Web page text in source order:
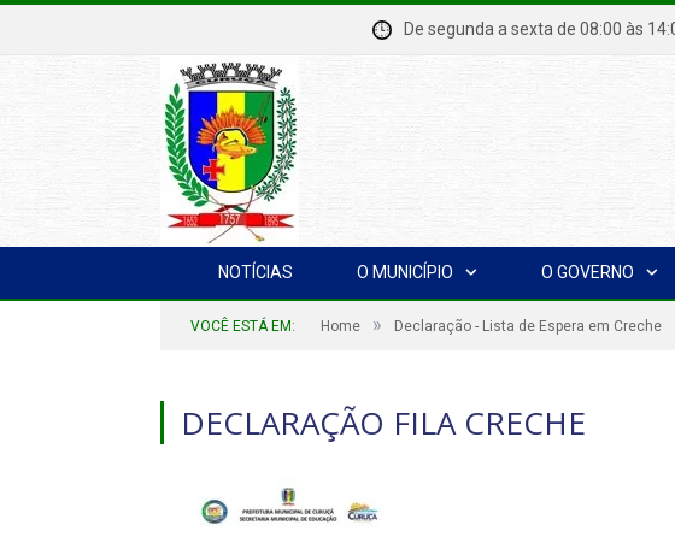
De segunda a sexta de 08:00 às
NOTÍCIAS O MUNICÍPIO O GOVERNO
VOCÊ ESTÁ EM: Home » Declaração - Lista de Espera em Creche
DECLARAÇÃO FILA CRECHE